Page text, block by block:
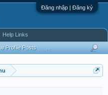
Đăng nhập | Đăng ký
Profile Posts
Help Links